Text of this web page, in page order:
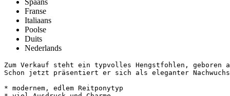
Franse
Italiaans
Poolse
Duits
Nederlands
Zum Verkauf steht ein typvolles Hengstfohlen, geboren
Schon jetzt präsentiert er sich als eleganter
* modernem, edlem Reitponytyp